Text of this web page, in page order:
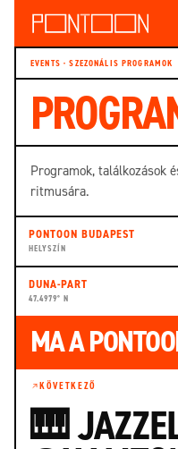
EVENTS · SZEZONÁLIS PROGRAMOK
Programok, találkozások
ritmusára.
PONTOON BUDAPEST
HELYSZÍN
DUNA-PART
47.4979° N
MA A
KÖVETKEZŐ
🎹